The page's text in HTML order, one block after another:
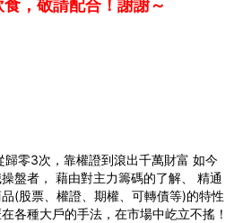
，敬請配合！謝謝～
歸零3次，靠權證到滾出千萬財富 如今
盤者， 藉由對主力籌碼的了解、 精通
(股票、權證、期權、可轉債等)的特性
各種大戶的手法，在市場中屹立不搖！